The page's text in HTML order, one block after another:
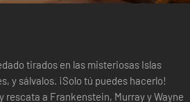
tirados en las misteriosas Islas
y sálvalos. ¡Solo tú puedes hacerlo!
rescata a Frankenstein, Murray y Wayne